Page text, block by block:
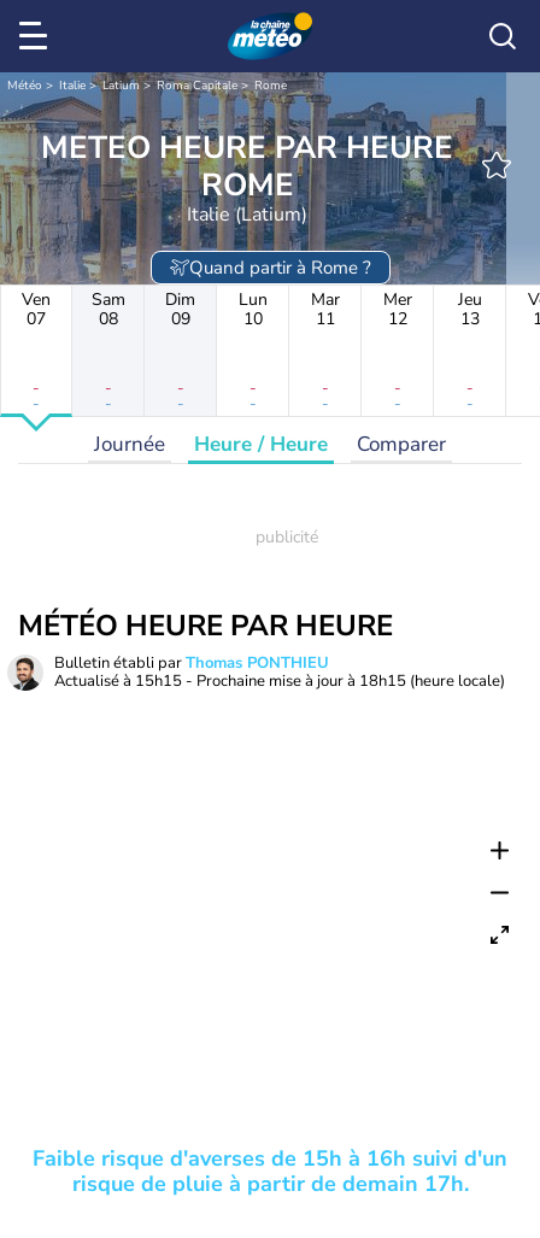
Météo Italie Latium Roma Capitale Rome
METEO HEURE PAR HEURE
ROME
Italie (Latium)
Quand partir à Rome ?
Ven
07
-
-
Sam
08
-
-
Dim
09
-
-
Lun
10
-
-
Mar
11
-
-
Mer
12
-
-
Jeu
13
-
-
Journée Heure / Heure Comparer
MÉTÉO HEURE PAR HEURE
Bulletin établi parThomas PONTHIEU
Actualisé à 15h15 - Prochaine mise à jour à 18h15 (heure locale)
Faible risque d'averses de 15h à 16h suivi d'un
risque de pluie à partir de demain 17h.